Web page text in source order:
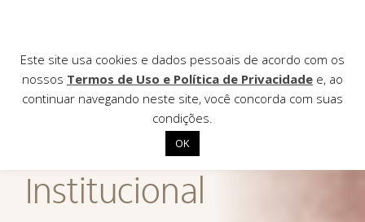
Institucional
Institucional
Este site usa cookies e dados pessoais de acordo com os
nossos Termos de Uso e Política de Privacidade e, ao
continuar navegando neste site, você concorda com suas
condições.
OK